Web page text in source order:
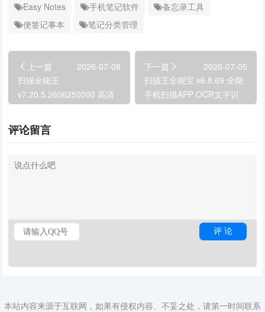
Easy Notes 手机笔记软件
备忘录工具
便签记事本
笔记分类管理
上一篇
2026-07-08
扫描全能王
v7.20.5.2606250000 高清
公工具
下一篇
2026-07-05
扫描王全能宝 v6.8.69 全能
手机扫描APP OCR文字识
评论留言
本站内容来源于互联网，如果有侵权内容、不妥之处，请第一时间联系